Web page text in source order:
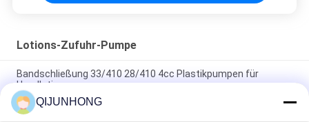
Lotions-Zufuhr-Pumpe
Bandschließung 33/410 28/410 4cc Plastikpumpen für
Handlotion
Plastikschrauben-Lotions-Zufuhr pumpen 33/410 28/410
QIJUNHONG